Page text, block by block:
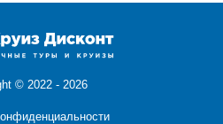
© 2022 - 2026